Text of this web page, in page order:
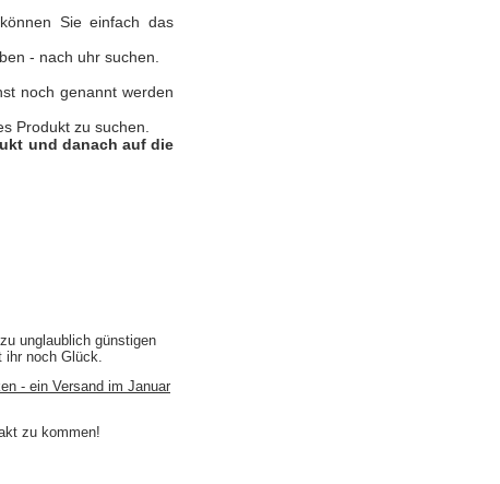
Sie einfach das
- nach uhr suchen.
noch genannt werden
Produkt zu suchen.
und danach auf die
unglaublich günstigen
ihr noch Glück.
- ein Versand im Januar
zu kommen!